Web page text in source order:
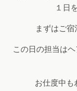
１日
まずはご
この日の担当は
お仕度中も